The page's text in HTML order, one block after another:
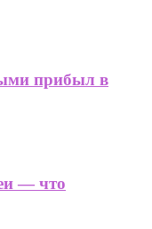
прибыл в
— что